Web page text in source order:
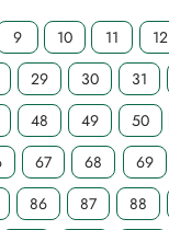
9 10 11 12
29
30 31
48
49 50
67 68 69
86
87 88